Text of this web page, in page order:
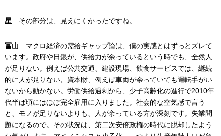
星 その部分は、見えにくかったですね。
冨山 マクロ経済の需給ギャップ論は、僕の実感とはずっとズレて
います。政府や日銀が、供給力が余っているという時でも、全然人
が足りない。例えば公共交通、建設現場、飲食サービスでは、継続
的に人が足りない。資本財、例えば車両が余っていても運転手がい
ないから動かない。労働供給過剰から、少子高齢化の進行で2010年
代半ば頃にはほぼ完全雇用に入りました。社会的な空気感で言う
と、モノが足りないよりも、人が余っている方が深刻です。失業問
題になるので。その状況は、第二次安倍政権の時代に脱却したよう